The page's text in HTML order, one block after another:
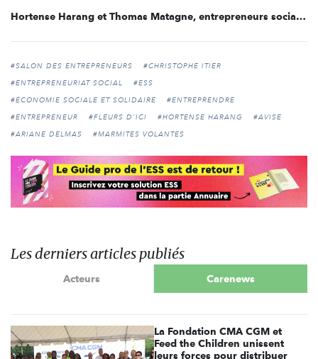
Hortense Harang et Thomas Matagne, entrepreneurs sociaux de l’année 2019
#SALON DES ENTREPRENEURS
#CHRISTOPHE ITIER
#ENTREPRENEURIAT SOCIAL
#ESS
#ÉCONOMIE SOCIALE ET SOLIDAIRE
#ENTREPRENDRE
#ENTREPRENEUR
#FLEURS D'ICI #HORTENSE HARANG
#AVISE
#ARIANE DELMAS
#MARMITES VOLANTES
Les derniers articles publiés
Acteurs Carenews
La Fondation CMA CGM et
Feed the Children unissent
leurs forces pour distribuer